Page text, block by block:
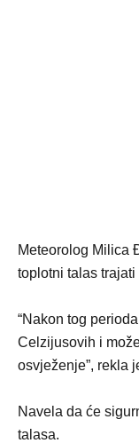
Meteorolog Milica
toplotni talas
“Nakon tog
Celzijusovih i
osvježenje”, rekla
Navela da će
talasa.